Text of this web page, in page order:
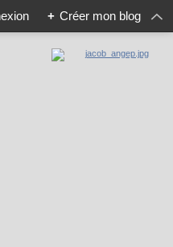
+ Créer mon blog